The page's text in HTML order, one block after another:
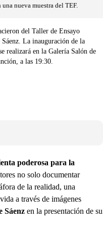
nueva muestra del TEF.
del Taller de Ensayo
La inauguración de la
realizará en la Galería Salón de
a las 19:30.
poderosa para la
no solo documentar
de la realidad, una
a través de imágenes
Sáenz en la presentación de su